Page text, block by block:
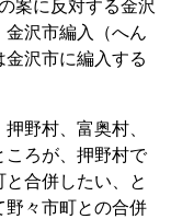
案に反対する金沢
沢市編入（へん
沢市に編入する
野村、富奥村、
ころが、押野村で
合併したい、と
野々市町との合併